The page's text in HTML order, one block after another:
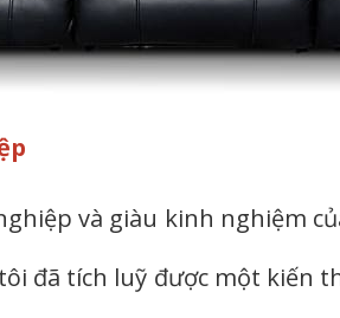
và giàu kinh nghiệm
đã tích luỹ được một kiến